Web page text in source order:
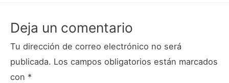
Deja un comentario
Tu dirección de correo electrónico no será
publicada. Los campos obligatorios están marcados
con *